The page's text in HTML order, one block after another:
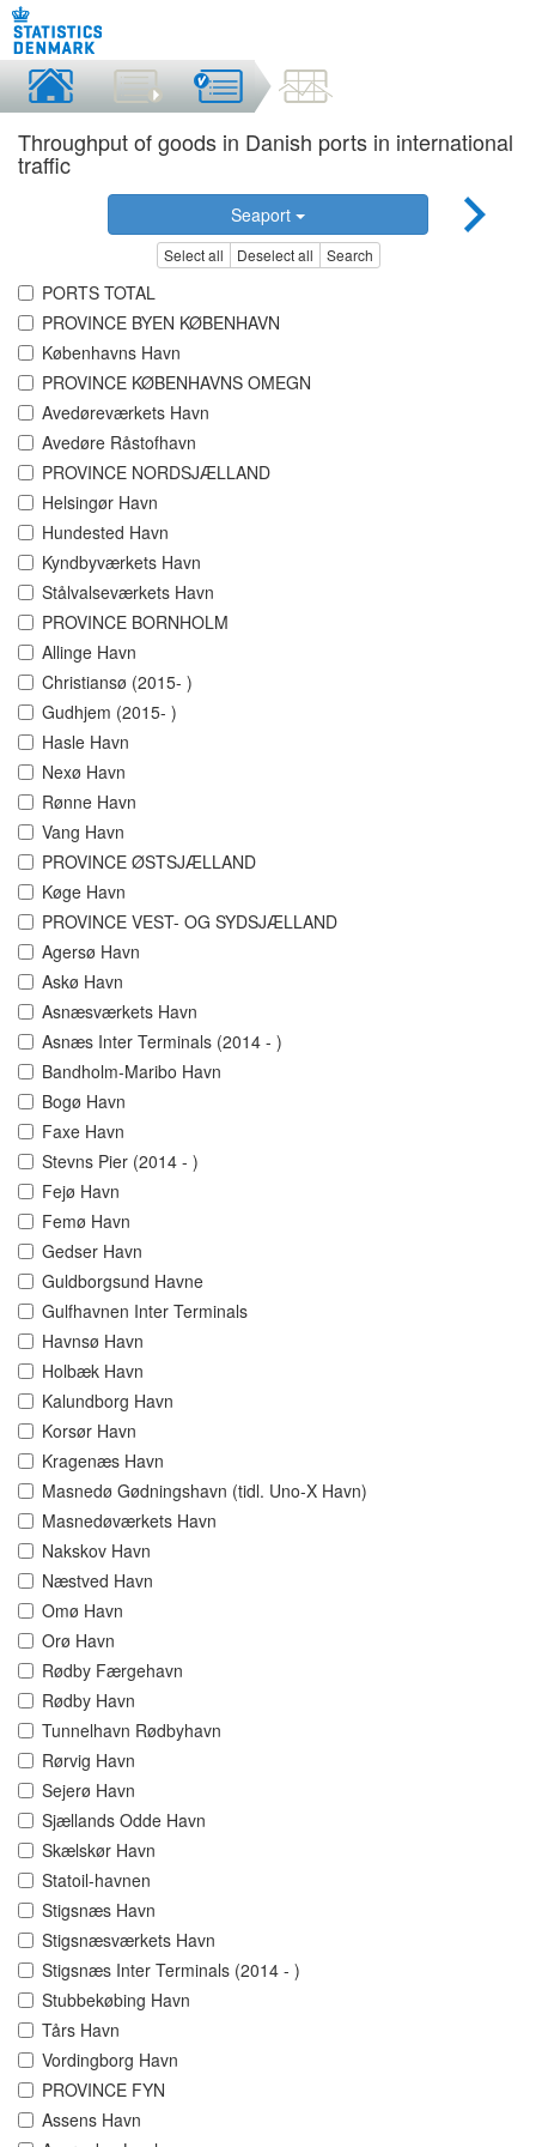
Throughput of goods in Danish ports in international
traffic
Seaport
Select all Deselect all Search
PORTS TOTAL
PROVINCE BYEN KØBENHAVN
Københavns Havn
PROVINCE KØBENHAVNS OMEGN
Avedøreværkets Havn
Avedøre Råstofhavn
PROVINCE NORDSJÆLLAND
Helsingør Havn
Hundested Havn
Kyndbyværkets Havn
Stålvalseværkets Havn
PROVINCE BORNHOLM
Allinge Havn
Christiansø (2015- )
Gudhjem (2015- )
Hasle Havn
Nexø Havn
Rønne Havn
Vang Havn
PROVINCE ØSTSJÆLLAND
Køge Havn
PROVINCE VEST- OG SYDSJÆLLAND
Agersø Havn
Askø Havn
Asnæsværkets Havn
Asnæs Inter Terminals (2014 - )
Bandholm-Maribo Havn
Bogø Havn
Faxe Havn
Stevns Pier (2014 - )
Fejø Havn
Femø Havn
Gedser Havn
Guldborgsund Havne
Gulfhavnen Inter Terminals
Havnsø Havn
Holbæk Havn
Kalundborg Havn
Korsør Havn
Kragenæs Havn
Masnedø Gødningshavn (tidl. Uno-X Havn)
Masnedøværkets Havn
Nakskov Havn
Næstved Havn
Omø Havn
Orø Havn
Rødby Færgehavn
Rødby Havn
Tunnelhavn Rødbyhavn
Rørvig Havn
Sejerø Havn
Sjællands Odde Havn
Skælskør Havn
Statoil-havnen
Stigsnæs Havn
Stigsnæsværkets Havn
Stigsnæs Inter Terminals (2014 - )
Stubbekøbing Havn
Tårs Havn
Vordingborg Havn
PROVINCE FYN
Assens Havn